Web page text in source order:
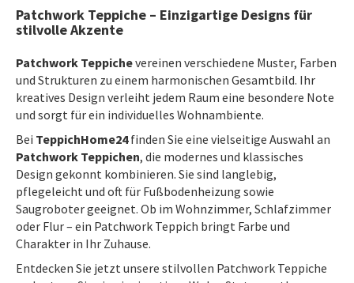
Patchwork Teppiche – Einzigartige Designs für
stilvolle Akzente
Patchwork Teppichevereinen verschiedene Muster, Farben
und Strukturen zu einem harmonischen Gesamtbild. Ihr
kreatives Design verleiht jedem Raum eine besondere Note
und sorgt für ein individuelles Wohnambiente.
Bei TeppichHome24finden Sie eine vielseitige Auswahl an
Patchwork Teppichen, die modernes und klassisches
Design gekonnt kombinieren. Sie sind langlebig,
pflegeleicht und oft für Fußbodenheizung sowie
Saugroboter geeignet. Ob im Wohnzimmer, Schlafzimmer
oder Flur – ein Patchwork Teppich bringt Farbe und
Charakter in Ihr Zuhause.
Entdecken Sie jetzt unsere stilvollen Patchwork Teppiche